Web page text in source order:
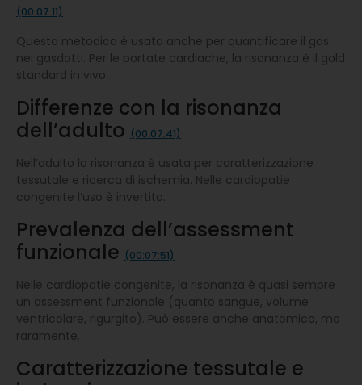
(00:07:11)
Questa metodica è usata anche per quantificare il gas
nei gasdotti. Per le portate cardiache, la risonanza è il gold
standard in vivo.
Differenze con la risonanza
dell’adulto (00:07:41)
Nell’adulto la risonanza è usata per caratterizzazione
tessutale e ricerca di ischemia. Nelle cardiopatie
congenite l’uso è invertito.
Prevalenza dell’assessment
funzionale (00:07:51)
Nelle cardiopatie congenite, la risonanza è quasi sempre
un assessment funzionale (quanto sangue, volume
ventricolare, rigurgito). Può essere anche anatomico, ma
raramente.
Caratterizzazione tessutale e